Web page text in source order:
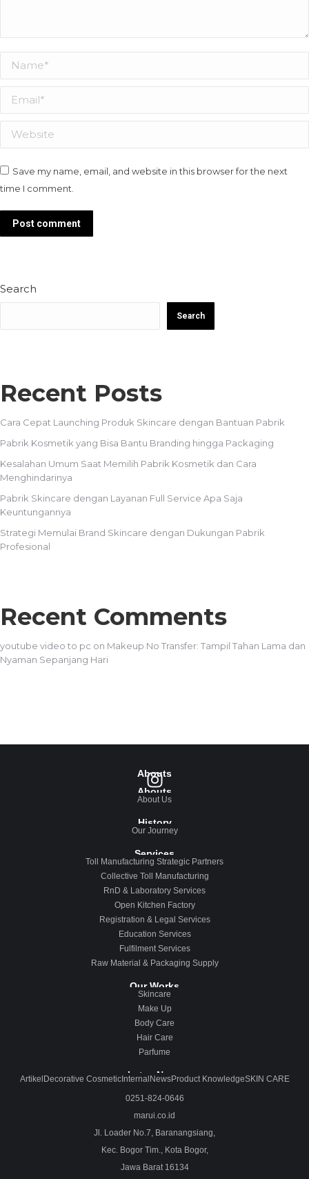
Name *
Email *
Website
Save my name, email, and website in this browser for the next
time I comment.
Post comment
Search
Search
Recent Posts
Cara Cepat Launching Produk Skincare dengan Bantuan Pabrik
Pabrik Kosmetik yang Bisa Bantu Branding hingga Packaging
Kesalahan Umum Saat Memilih Pabrik Kosmetik dan Cara
Menghindarinya
Pabrik Skincare dengan Layanan Full Service Apa Saja
Keuntungannya
Strategi Memulai Brand Skincare dengan Dukungan Pabrik
Profesional
Recent Comments
youtube video to pc on Makeup No Transfer: Tampil Tahan Lama dan
Nyaman Sepanjang Hari
Abouts
Abouts
About Us
History
Our Journey
Services
Toll Manufacturing Strategic Partners
Collective Toll Manufacturing
RnD & Laboratory Services
Open Kitchen Factory
Registration & Legal Services
Education Services
Fulfilment Services
Raw Material & Packaging Supply
Our Works
Skincare
Make Up
Body Care
Hair Care
Parfume
Lates News
Artikel Decorative CosmeticInternal NewsProduct KnowledgeSKIN CARE
0251-824-0646
marui.co.id
Jl. Loader No.7, Baranangsiang,
Kec. Bogor Tim., Kota Bogor,
Jawa Barat 16134